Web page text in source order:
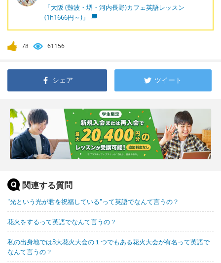
「大阪 (難波・堺・河内長野)カフェ英語レッスン
(1h1666円～)」
78 61156
シェア ツイート
関連する質問
"光という光が君を祝福している"って英語でなんて言うの？
花火をするって英語でなんて言うの？
私の出身地では3大花火大会の１つでもある花火大会が有名って英語で
なんて言うの？